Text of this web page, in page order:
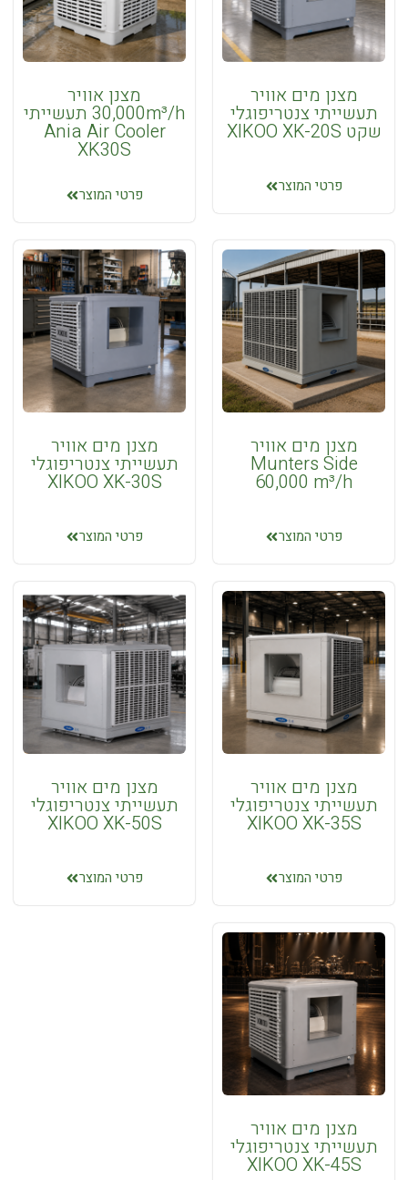
תנורי
אוויר
ותוספות
לתנורי
חימום
תנורי
אדום
אביזרים
ותוספות
לתנורי
אינפרא
אדום
תנורי
אוויר
תנורי
/
תותחי
סולר
לתנורי
חימום
סולר
תנורי
חימום
תעשייתיים
מצנן מים אוויר
תעשייתי צנטריפוגלי
שקט XIKOO XK-20S
פרטי המוצר
מצנן אוויר
30,000m³/h תעשייתי
Ania Air Cooler
XK30S
פרטי המוצר
מצנן מים אוויר
Munters Side
60,000 m³/h
פרטי המוצר
מצנן מים אוויר
תעשייתי צנטריפוגלי
XIKOO XK-30S
פרטי המוצר
מצנן מים אוויר
תעשייתי צנטריפוגלי
XIKOO XK-35S
פרטי המוצר
מצנן מים אוויר
תעשייתי צנטריפוגלי
XIKOO XK-50S
פרטי המוצר
מצנן מים אוויר
תעשייתי צנטריפוגלי
XIKOO XK-45S